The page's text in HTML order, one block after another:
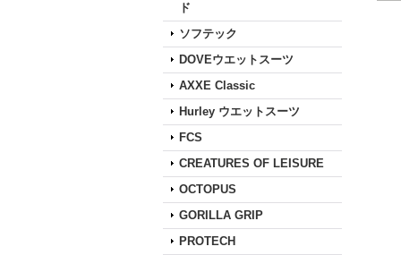
ド
ソフテック
DOVEウエットスーツ
AXXE Classic
Hurley ウエットスーツ
FCS
CREATURES OF LEISURE
OCTOPUS
GORILLA GRIP
PROTECH